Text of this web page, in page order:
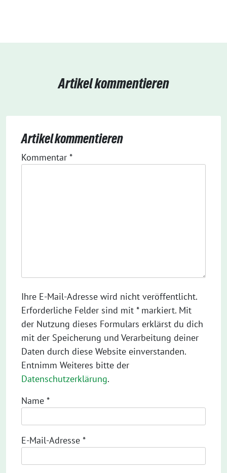
Artikel kommentieren
Artikel kommentieren
Kommentar *
Ihre E-Mail-Adresse wird nicht veröffentlicht.
Erforderliche Felder sind mit * markiert. Mit
der Nutzung dieses Formulars erklärst du dich
mit der Speicherung und Verarbeitung deiner
Daten durch diese Website einverstanden.
Entnimm Weiteres bitte der
Datenschutzerklärung.
Name *
E-Mail-Adresse *